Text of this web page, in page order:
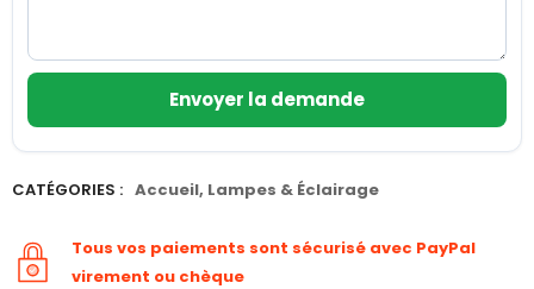
Envoyer la demande
CATÉGORIES : Accueil, Lampes & Éclairage
Tous vos paiements sont sécurisé avec PayPal
virement ou chèque